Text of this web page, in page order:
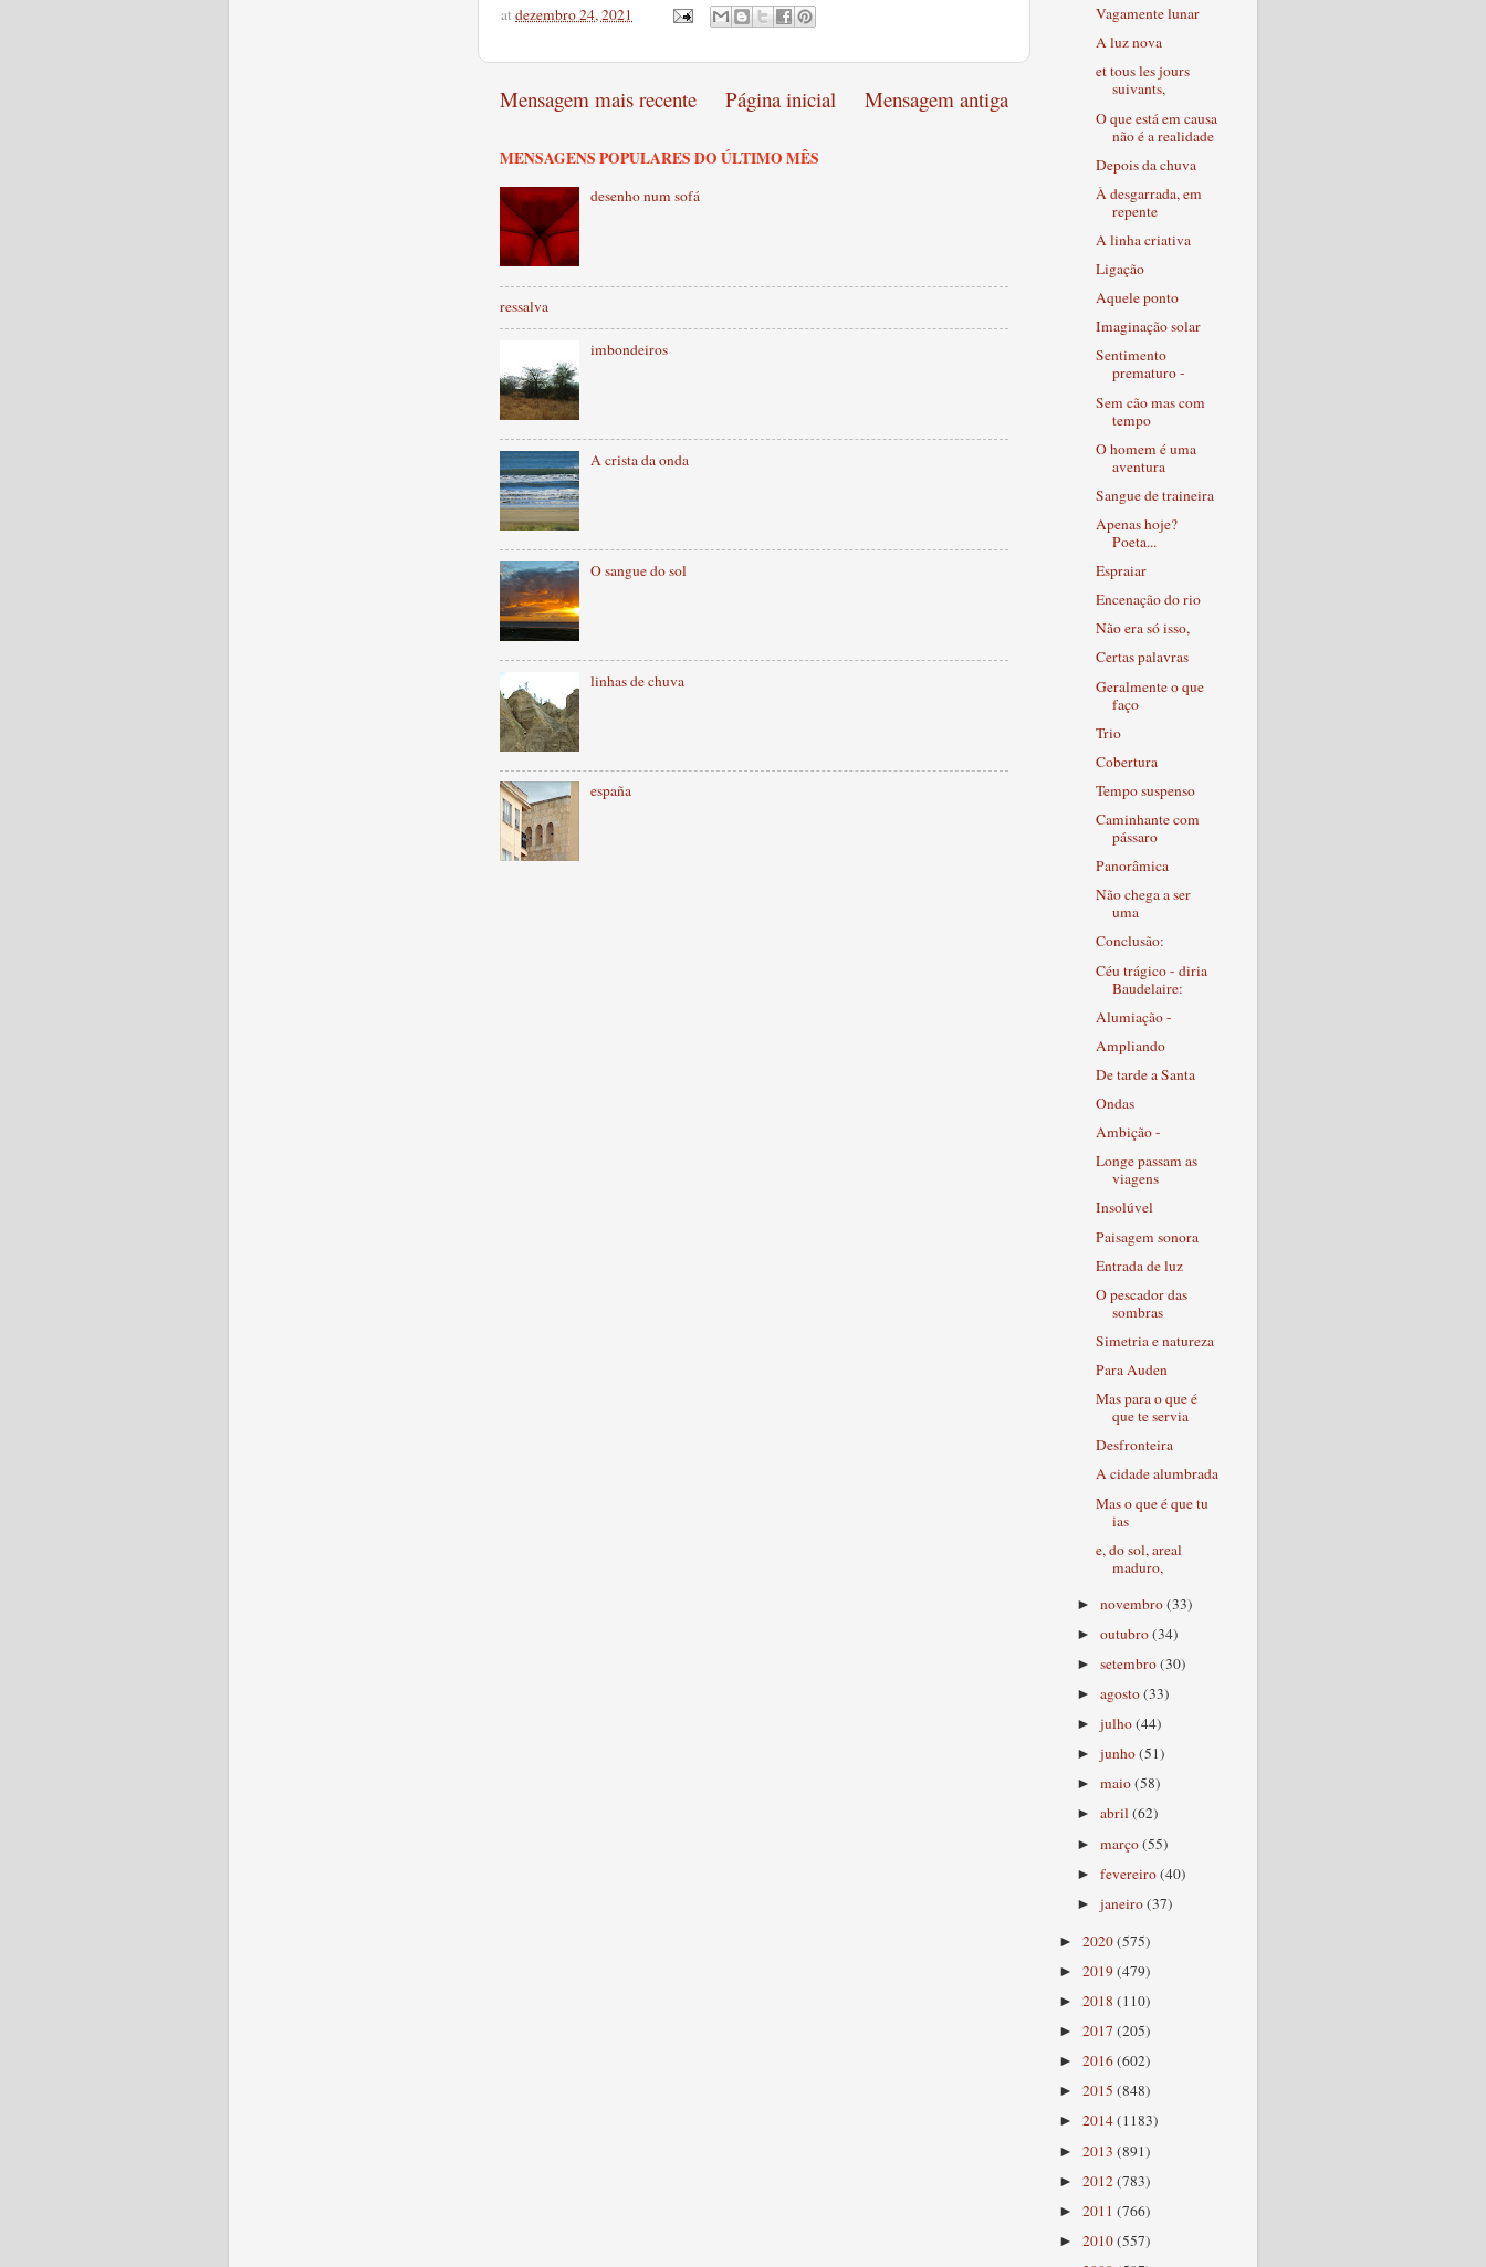
atdezembro 24, 2021
Mensagem mais recente Mensagem antiga
Página inicial
MENSAGENS POPULARES DO ÚLTIMO MÊS
desenho num sofá
ressalva
imbondeiros
A crista da onda
O sangue do sol
linhas de chuva
españa
Vagamente lunar
A luz nova
et tous les jours
suivants,
O que está em causa
não é a realidade
Depois da chuva
À desgarrada, em
repente
A linha criativa
Ligação
Aquele ponto
Imaginação solar
Sentimento
prematuro -
Sem cão mas com
tempo
O homem é uma
aventura
Sangue de traineira
Apenas hoje?
Poeta...
Espraiar
Encenação do rio
Não era só isso,
Certas palavras
Geralmente o que
faço
Trio
Cobertura
Tempo suspenso
Caminhante com
pássaro
Panorâmica
Não chega a ser
uma
Conclusão:
Céu trágico - diria
Baudelaire:
Alumiação -
Ampliando
De tarde a Santa
Ondas
Ambição -
Longe passam as
viagens
Insolúvel
Paisagem sonora
Entrada de luz
O pescador das
sombras
Simetria e natureza
Para Auden
Mas para o que é
que te servia
Desfronteira
A cidade alumbrada
Mas o que é que tu
ias
e, do sol, areal
maduro,
►novembro(33)
►outubro(34)
►setembro(30)
►agosto(33)
►julho(44)
►junho(51)
►maio(58)
►abril(62)
►março(55)
►fevereiro(40)
►janeiro(37)
► 2020(575)
► 2019(479)
► 2018 (110)
► 2017 (205)
► 2016(602)
► 2015 (848)
► 2014(1183)
► 2013 (891)
► 2012(783)
► 2011 (766)
► 2010(557)